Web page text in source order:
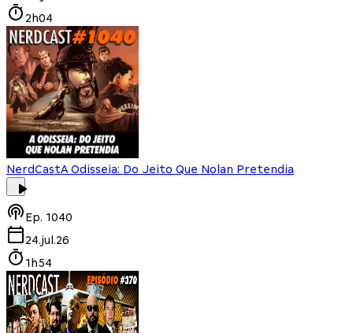
2h04
NerdCastA Odisseia: Do Jeito Que Nolan Pretendia
Ep. 1040
24.jul.26
1h54